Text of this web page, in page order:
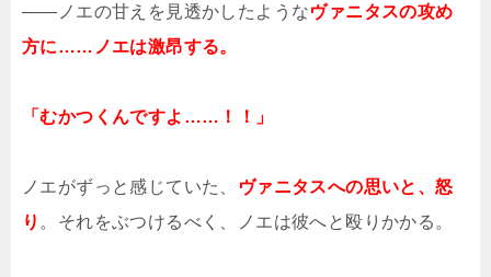
――ノエの甘えを見透かしたようなヴァニタスの攻め
方に……ノエは激昂する。
「むかつくんですよ……！！」
ノエがずっと感じていた、
ヴァニタスへの思いと、怒
り 。それをぶつけるべく、ノエは彼へと殴りかかる。